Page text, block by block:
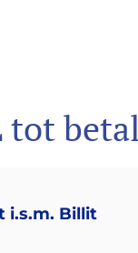
tot
i.s.m. Billit